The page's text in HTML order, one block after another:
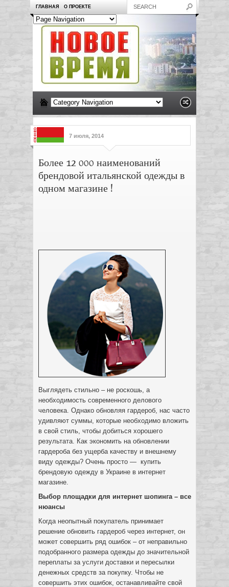
ГЛАВНАЯ О ПРОЕКТЕ
7 июля, 2014
Более 12 000 наименований
брендовой итальянской одежды в
одном магазине !
Выглядеть стильно – не роскошь, а
необходимость современного делового
человека. Однако обновляя гардероб, нас часто
удивляют суммы, которые необходимо вложить
в свой стиль, чтобы добиться хорошего
результата. Как экономить на обновлении
гардероба без ущерба качеству и внешнему
виду одежды? Очень просто — купить
брендовую одежду в Украине в интернет
магазине.
Выбор площадки для интернет шопинга – все
нюансы
Когда неопытный покупатель принимает
решение обновить гардероб через интернет, он
может совершить ряд ошибок – от неправильно
подобранного размера одежды до значительной
переплаты за услуги доставки и пересылки
денежных средств за покупку. Чтобы не
совершить этих ошибок, останавливайте свой